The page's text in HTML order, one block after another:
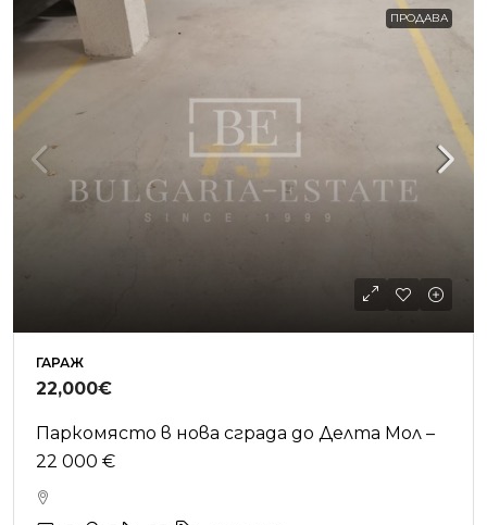
ПРОДАВА
ГАРАЖ
22,000€
Паркомясто в нова сграда до Делта Мол –
22 000 €